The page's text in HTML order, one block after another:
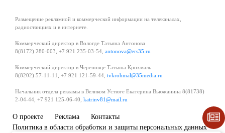
Размещение рекламной и коммерческой информации на телеканалах,
радиостанциях и в интернете.
Коммерческий директор в Вологде Татьяна Антонова
8(8172) 280-003, +7 921 235-03-54, antonova@ers35.ru
Коммерческий директор в Череповце Татьяна Крохмаль
8(8202) 57-11-11, +7 921 121-59-44, tvkrohmal@35media.ru
Начальник отдела рекламы в Великом Устюге Екатерина Вьюжанина 8(81738)
2-04-44, +7 921 125-06-40, katrinv81@mail.ru
О проекте Реклама
Контакты
Политика в области обработки и защиты персональных данных